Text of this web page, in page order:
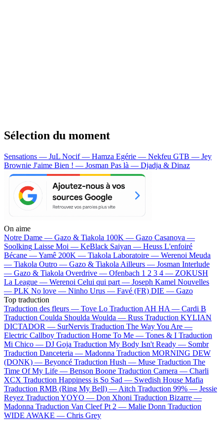
Sélection du moment
Sensations — JuL Nocif — Hamza Egérie — Nekfeu GTB — Jey
Brownie J'aime Bien ! — Josman Pas là — Djadja & Dinaz
On aime
Notre Dame — Gazo & Tiakola 100K — Gazo Casanova —
Soolking Laisse Moi — KeBlack Saiyan — Heuss L'enfoiré
Bécane —Yamê 200K — Tiakola Laboratoire — Werenoi Meuda
— Tiakola Outro — Gazo & Tiakola Ailleurs — Josman Interlude
— Gazo & Tiakola Overdrive — Ofenbach 1 2 3 4 — ZOKUSH
La League — Werenoi Celui qui part — Joseph Kamel Nouvelles
— PLK No love — Ninho Urus — Favé (FR) DIE — Gazo
Top traduction
Traduction des fleurs — Tove Lo Traduction AH HA — Cardi B
Traduction Coulda Shoulda Woulda — Russ Traduction KYLIAN
DICTADOR — SurNervis Traduction The Way You Are —
Electric Callboy Traduction Home To Me — Tones & I Traduction
Mi Chico — DJ Goja Traduction My Body Isn't Ready — Sombr
Traduction Danceteria — Madonna Traduction MORNING DEW
(DONK) — Beyoncé Traduction Hush — Muse Traduction The
Time Of My Life — Benson Boone Traduction Camera — Charli
XCX Traduction Happiness is So Sad — Swedish House Mafia
Traduction RMB (Ring My Bell) — Aitch Traduction 99% — Jessie
Reyez Traduction YOYO — Don Xhoni Traduction Bizarre —
Madonna Traduction Van Cleef Pt 2 — Malie Donn Traduction
WIDE AWAKE — Chris Grey